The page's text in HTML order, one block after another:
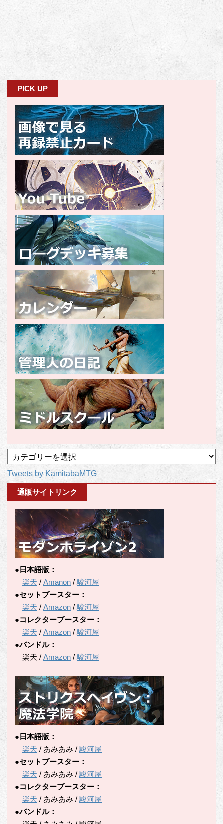
PICK UP
事
カ
テ
Tweets by KamitabaMTG
通販サイトリンク
●日本語版：
楽天 / Amanon /駿河屋
●セットブースター：
楽天 / Amazon /駿河屋
●コレクターブースター：
楽天 / Amazon /駿河屋
●バンドル：
楽天 / Amazon /駿河屋
●日本語版：
楽天 / あみあみ /駿河屋
●セットブースター：
楽天 / あみあみ /駿河屋
●コレクターブースター：
楽天 / あみあみ /駿河屋
●バンドル：